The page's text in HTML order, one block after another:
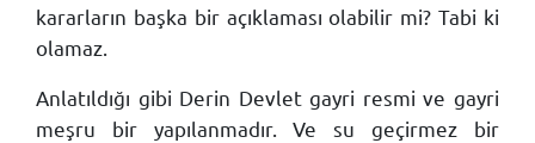
kararların başka bir açıklaması olabilir mi? Tabi ki
olamaz.
Anlatıldığı gibi Derin Devlet gayri resmi ve gayri
meşru bir yapılanmadır. Ve su geçirmez bir